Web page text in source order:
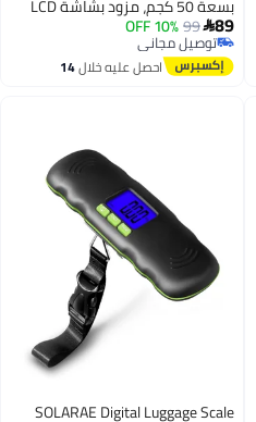
بسعة 50 كجم، مزود بشاشة LCD
بإضاءة خلفية، ودقة عالية، وخاصية
التثبيت التلقائي، ووحدتي قياس
(كجم/رطل)، ومقبض مانع للانزلاق.
89
99
10% OFF
توصيل مجاني
توصيل مجانياحصل عليه خلال14
SOLARAE Digital Luggage Scale